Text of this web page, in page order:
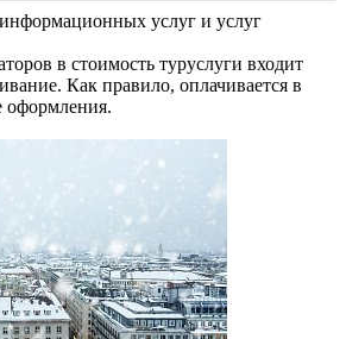
услуг и услуг
в стоимость туруслуги входит
Как правило, оплачивается в
оформления.